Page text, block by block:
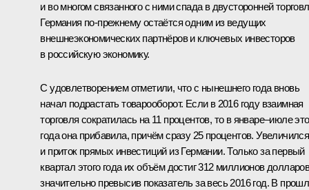
и во многом связанного с ними спада в двусторонней
Германия по-прежнему остаётся одним из ведущих
внешнеэкономических партнёров и ключевых инвесторов
в российскую экономику.
С удовлетворением отметили, что с нынешнего года вновь
начал подрастать товарооборот. Если в 2016 году взаимная
торговля сократилась на 11 процентов, то в январе–июле
года она прибавила, причём сразу 25 процентов. Увеличился
и приток прямых инвестиций из Германии. Только за первый
квартал этого года их объём достиг 312 миллионов
значительно превысив показатель за весь 2016 год. В